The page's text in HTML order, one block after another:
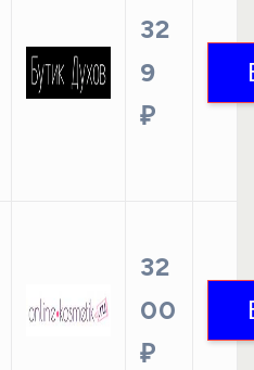
32
9
₽
32
00
₽